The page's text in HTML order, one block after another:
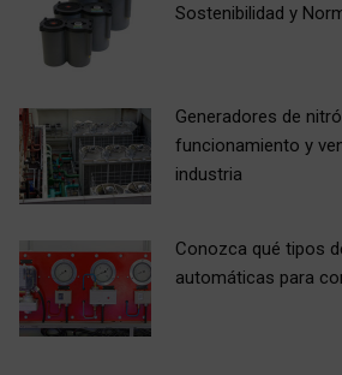
Sostenibilidad y
Generadores de
funcionamiento y
industria
Conozca qué tipos
automáticas para